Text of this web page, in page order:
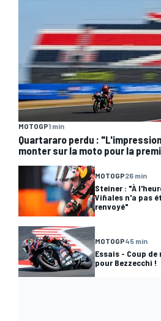
MOTOGP1 min
Quartararo perdu :
monter sur la moto pour la
MOTOGP26 min
Steiner : "À
Viñales n'a pas
renvoyé"
MOTOGP45 min
Essais - Coup de
pour Bezzecchi !